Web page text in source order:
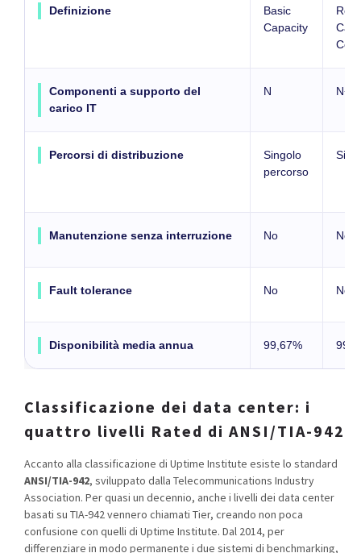
Definizione
Basic
Capacity
Componenti a supporto del
carico IT
N N+1
Percorsi di distribuzione
Singolo
percorso
Manutenzione senza interruzione No No
Fault tolerance No No
Disponibilità media annua 99,67%
Classificazione dei data center: i
quattro livelli Rated di ANSI/TIA-942
Accanto alla classificazione di Uptime Institute esiste lo standard
ANSI/TIA-942, sviluppato dalla Telecommunications Industry
Association. Per quasi un decennio, anche i livelli dei data center
basati su TIA-942 vennero chiamati Tier, creando non poca
confusione con quelli di Uptime Institute. Dal 2014, per
differenziare in modo permanente i due sistemi di benchmarking,